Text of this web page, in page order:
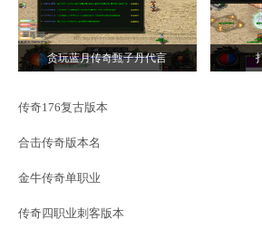
贪玩蓝月传奇甄子丹代言
传奇176复古版本
合击传奇版本名
金牛传奇单职业
传奇四职业刺客版本